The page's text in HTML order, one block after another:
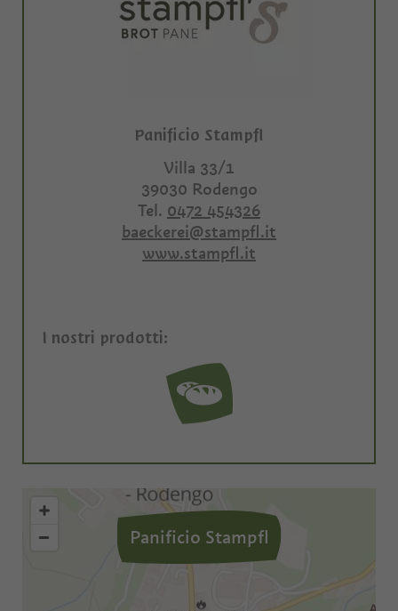
Panificio Stampfl
Villa 33/1
39030 Rodengo
Tel. 0472 454326
baeckerei@stampfl.it
www.stampfl.it
I nostri prodotti:
Panificio Stampfl